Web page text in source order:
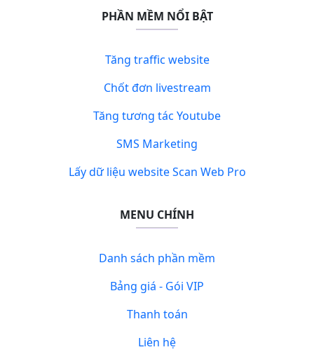
PHẦN MỀM NỔI BẬT
Tăng traffic website
Chốt đơn livestream
Tăng tương tác Youtube
SMS Marketing
Lấy dữ liệu website Scan Web Pro
MENU CHÍNH
Danh sách phần mềm
Bảng giá - Gói VIP
Thanh toán
Liên hệ